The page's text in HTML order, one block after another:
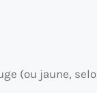
(ou jaune,